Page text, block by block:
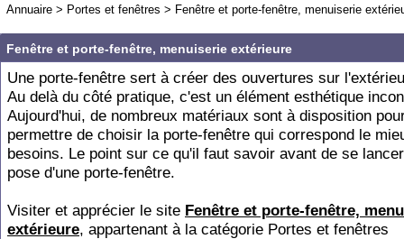
Annuaire > Portes et fenêtres > Fenêtre et porte-fenêtre, menuiserie
Fenêtre et porte-fenêtre, menuiserie extérieure
Une porte-fenêtre sert à créer des ouvertures sur
Au delà du côté pratique, c'est un élément esthétique
Aujourd'hui, de nombreux matériaux sont à disposition
permettre de choisir la porte-fenêtre qui correspond le
besoins. Le point sur ce qu'il faut savoir avant de se
pose d'une porte-fenêtre.
Visiter et apprécier le site Fenêtre et porte-fenêtre,
extérieure, appartenant à la catégorie Portes et fenêtres